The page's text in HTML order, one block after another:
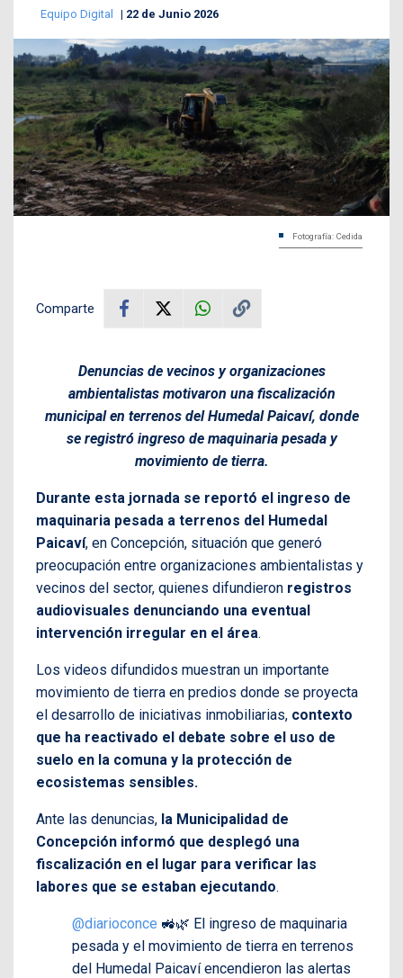
Equipo Digital 22 de Junio 2026
Fotografía: Cedida
Comparte
Denuncias de vecinos y organizaciones
ambientalistas motivaron una fiscalización
municipal en terrenos del Humedal Paicaví, donde
se registró ingreso de maquinaria pesada y
movimiento de tierra.
Durante esta jornada se reportó el ingreso de
maquinaria pesada a terrenos del Humedal
Paicaví, en Concepción, situación que generó
preocupación entre organizaciones ambientalistas y
vecinos del sector, quienes difundieron registros
audiovisuales denunciando una eventual
intervención irregular en el área.
Los videos difundidos muestran un importante
movimiento de tierra en predios donde se proyecta
el desarrollo de iniciativas inmobiliarias, contexto
que ha reactivado el debate sobre el uso de
suelo en la comuna y la protección de
ecosistemas sensibles.
Ante las denuncias, la Municipalidad de
Concepción informó que desplegó una
fiscalización en el lugar para verificar las
labores que se estaban ejecutando.
@diarioconce 🚜🌿 El ingreso de maquinaria
pesada y el movimiento de tierra en terrenos
del Humedal Paicaví encendieron las alertas